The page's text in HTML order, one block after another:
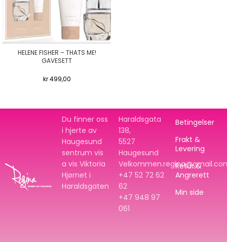
HELENE FISHER – THATS ME!
GAVESETT
kr499,00
Du finner oss
i hjerte av
Haugesund
sentrum vis
a vis Viktoria
Hjørnet i
Haraldsgaten
Haraldsgata
138,
5527
Haugesund
+47 52 72 62
62
+47 948 97
061
Betingelser
Frakt &
Levering
Retur &
Angrerett
Min side